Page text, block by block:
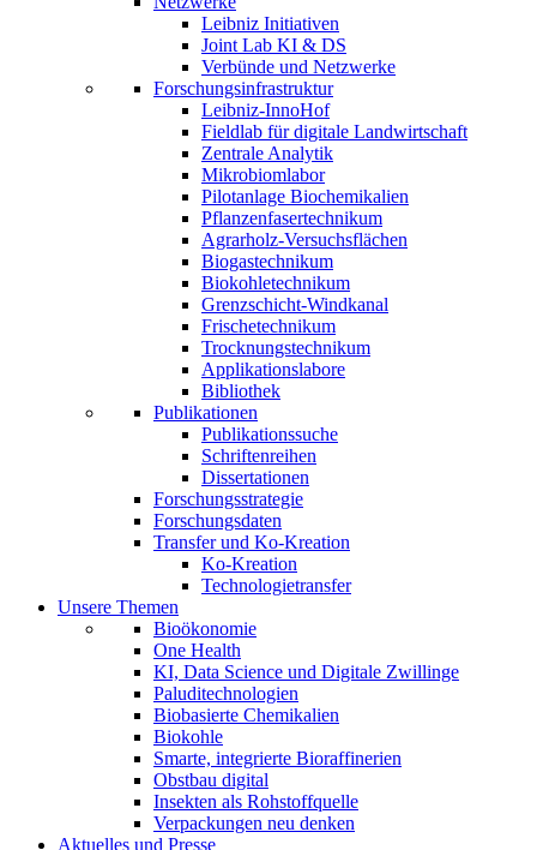
Leibniz Initiativen
Joint Lab KI & DS
Verbünde und Netzwerke
Forschungsinfrastruktur
Leibniz-InnoHof
Fieldlab für digitale Landwirtschaft
Zentrale Analytik
Mikrobiomlabor
Pilotanlage Biochemikalien
Pflanzenfasertechnikum
Agrarholz-Versuchsflächen
Biogastechnikum
Biokohletechnikum
Grenzschicht-Windkanal
Frischetechnikum
Trocknungstechnikum
Applikationslabore
Bibliothek
Publikationen
Publikationssuche
Schriftenreihen
Dissertationen
Forschungsstrategie
Forschungsdaten
Transfer und Ko-Kreation
Ko-Kreation
Technologietransfer
Unsere Themen
Bioökonomie
One Health
KI, Data Science und Digitale Zwillinge
Paluditechnologien
Biobasierte Chemikalien
Biokohle
Smarte, integrierte Bioraffinerien
Obstbau digital
Insekten als Rohstoffquelle
Verpackungen neu denken
Aktuelles und Presse